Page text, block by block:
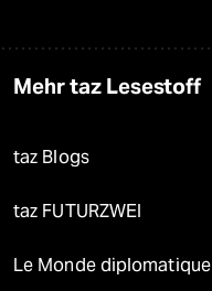
Mehr taz Lesestoff
taz Blogs
taz FUTURZWEI
Le Monde diplomatique